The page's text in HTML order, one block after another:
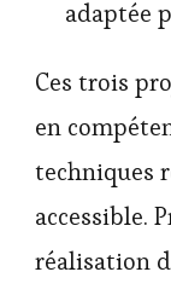
adaptée
Ces trois
en
techniques
accessible.
réalisation